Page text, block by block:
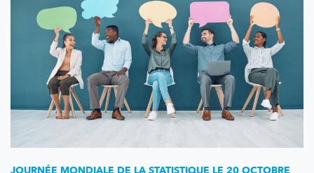
JOURNÉE MONDIALE DE LA STATISTIQUE LE 20 OCTOBRE